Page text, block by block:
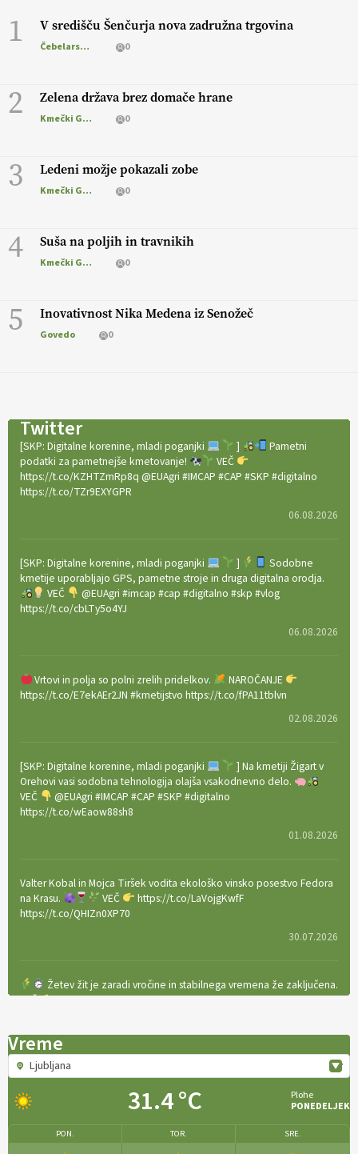
1 V središču Šenčurja nova zadružna trgovina
Čebelarstvo 0
2 Zelena država brez domače hrane
Kmečki Glas 0
3 Ledeni možje pokazali zobe
Kmečki Glas 0
4 Suša na poljih in travnikih
Kmečki Glas 0
5 Inovativnost Nika Medena iz Senožeč
Govedo 0
Twitter
[SKP: Digitalne korenine, mladi poganjki ]
Pametni
podatki za pametnejše kmetovanje!
VEČ
https://t.co/KZHTZmRp8q @EUAgri #IMCAP #CAP #SKP #digitalno
https://t.co/TZr9EXYGPR
06.08.2026
[SKP: Digitalne korenine, mladi poganjki ]
Sodobne
kmetije uporabljajo GPS, pametne stroje in druga digitalna orodja.
VEČ
@EUAgri #imcap #cap #digitalno #skp #vlog
https://t.co/cbLTy5o4YJ
06.08.2026
Vrtovi in polja so polni zrelih pridelkov.
NAROČANJE
https://t.co/E7ekAEr2JN #kmetijstvo https://t.co/fPA11tblvn
02.08.2026
[SKP: Digitalne korenine, mladi poganjki
] Na kmetiji Žigart v
Orehovi vasi sodobna tehnologija olajša vsakodnevno delo.
VEČ
@EUAgri #IMCAP #CAP #SKP #digitalno
https://t.co/wEaow88sh8
01.08.2026
Valter Kobal in Mojca Tiršek vodita ekološko vinsko posestvo Fedora
na Krasu.
VEČ
https://t.co/LaVojgKwfF
https://t.co/QHIZn0XP70
30.07.2026
Žetev žit je zaradi vročine in stabilnega vremena že zaključena.
VEČ
https://t.co/bBWaIz6Hhh https://t.co/TtKoOF5ENS
[EKOloško = LOGIČNO
Ameriške borovnice so odlična izbira za
#IMCAP #CAP https://t.co/tQd9tB1THk
22.07.2026
Vreme
Ljubljana
31.4 °C
Plohe
PONEDELJEK
PON. TOR. SRE.